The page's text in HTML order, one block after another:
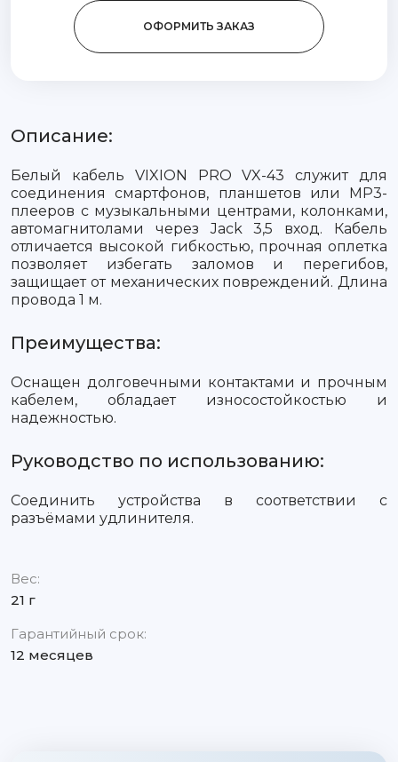
ОФОРМИТЬ ЗАКАЗ
Описание:
Белый кабель VIXION PRO VX-43 служит для
соединения смартфонов, планшетов или MP3-
плееров с музыкальными центрами, колонками,
автомагнитолами через Jack 3,5 вход. Кабель
отличается высокой гибкостью, прочная оплетка
позволяет избегать заломов и перегибов,
защищает от механических повреждений. Длина
провода 1 м.
Преимущества:
Оснащен долговечными контактами и прочным
кабелем, обладает износостойкостью и
надежностью.
Руководство по использованию:
Соединить устройства в соответствии с
разъёмами удлинителя.
Вес:
21 г
Гарантийный срок:
12 месяцев